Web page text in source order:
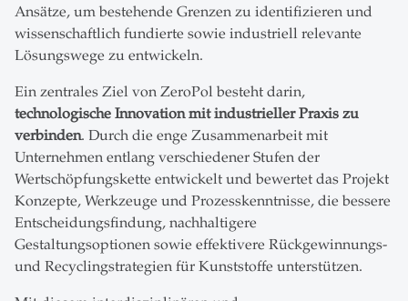
Ansätze, um bestehende Grenzen zu identifizieren und
wissenschaftlich fundierte sowie industriell relevante
Lösungswege zu entwickeln.
Ein zentrales Ziel von ZeroPol besteht darin,
technologische Innovation mit industrieller Praxis zu
verbinden. Durch die enge Zusammenarbeit mit
Unternehmen entlang verschiedener Stufen der
Wertschöpfungskette entwickelt und bewertet das Projekt
Konzepte, Werkzeuge und Prozesskenntnisse, die bessere
Entscheidungsfindung, nachhaltigere
Gestaltungsoptionen sowie effektivere Rückgewinnungs-
und Recyclingstrategien für Kunststoffe unterstützen.